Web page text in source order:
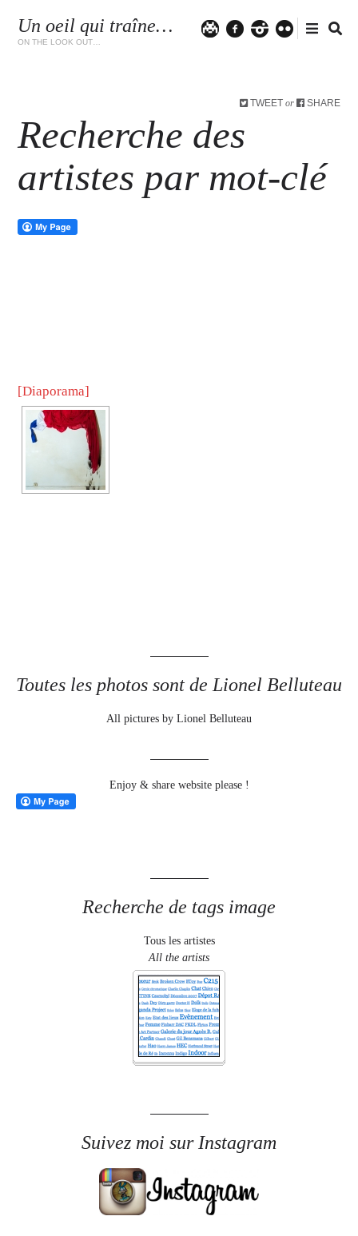
Un oeil qui traîne…
ON THE LOOK OUT…
TWEET or SHARE
Recherche des
artistes par mot-clé
[Diaporama]
Toutes les photos sont de Lionel Belluteau
All pictures by Lionel Belluteau
Enjoy & share website please !
Recherche de tags image
Tous les artistes
All the artists
Suivez moi sur Instagram